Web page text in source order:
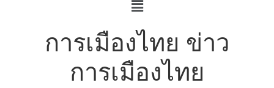
การเมืองไทย ข่าว
การเมืองไทย